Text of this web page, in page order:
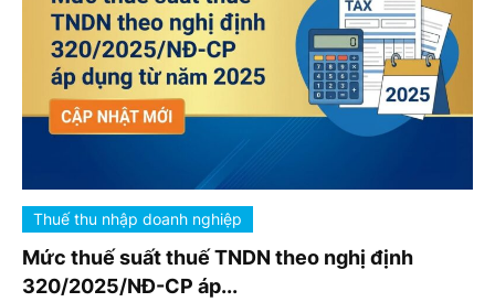
Thuế thu nhập doanh nghiệp
Mức thuế suất thuế TNDN theo nghị định
320/2025/NĐ-CP áp...